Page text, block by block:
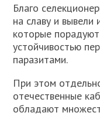
Благо
на славу и вывели
которые
устойчивостью
паразитами.
При этом
отечественные
обладают